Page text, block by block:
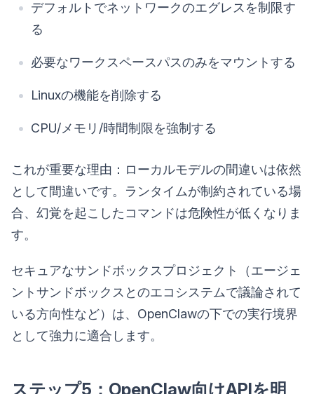
デフォルトでネットワークのエグレスを制限す
る
必要なワークスペースパスのみをマウントする
Linuxの機能を削除する
CPU/メモリ/時間制限を強制する
これが重要な理由：ローカルモデルの間違いは依然
として間違いです。ランタイムが制約されている場
合、幻覚を起こしたコマンドは危険性が低くなりま
す。
セキュアなサンドボックスプロジェクト（エージェ
ントサンドボックスとのエコシステムで議論されて
いる方向性など）は、OpenClawの下での実行境界
として強力に適合します。
ステップ5：OpenClaw向けAPIを明